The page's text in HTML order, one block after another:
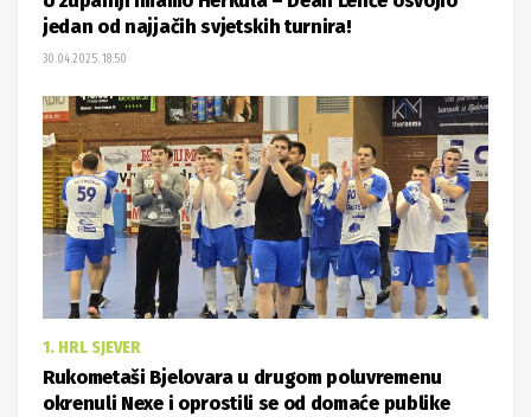
jedan od najjačih svjetskih turnira!
30.04.2025. 18:50
1. HRL SJEVER
Rukometaši Bjelovara u drugom poluvremenu
okrenuli Nexe i oprostili se od domaće publike